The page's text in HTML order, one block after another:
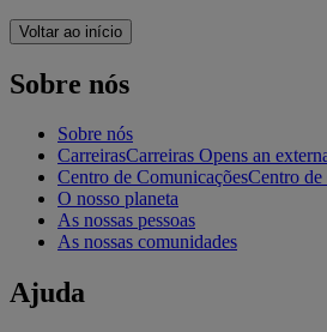
Voltar ao início
Sobre nós
Sobre nós
CarreirasCarreiras Opens an
Centro de ComunicaçõesCentro
O nosso planeta
As nossas pessoas
As nossas comunidades
Ajuda